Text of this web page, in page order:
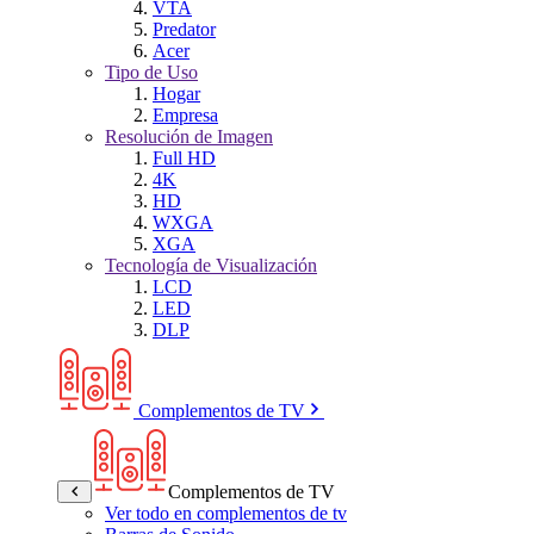
VTA
Predator
Acer
Tipo de Uso
Hogar
Empresa
Resolución de Imagen
Full HD
4K
HD
WXGA
XGA
Tecnología de Visualización
LCD
LED
DLP
Complementos de TV
Complementos de TV
Ver todo en complementos de tv